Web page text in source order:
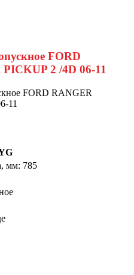
FORD
2 /4D 06-11
мм: 785